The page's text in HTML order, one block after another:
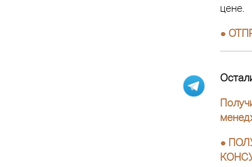
цене.
●
●